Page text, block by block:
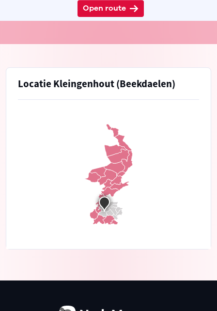
Open route
Locatie Kleingenhout (Beekdaelen)